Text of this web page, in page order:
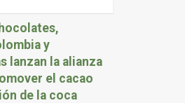
y
lanzan la alianza
el cacao
de la coca